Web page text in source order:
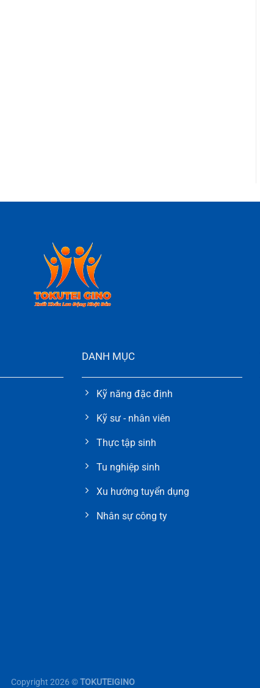
DANH MỤC
Kỹ năng đặc định
Kỹ sư - nhân viên
Thực tập sinh
Tu nghiệp sinh
Xu hướng tuyển dụng
Nhân sự công ty
Copyright 2026 ©TOKUTEIGINO